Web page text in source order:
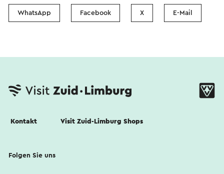
WhatsApp Facebook X E-Mail
Kontakt Visit Zuid-Limburg Shops
Folgen Sie uns